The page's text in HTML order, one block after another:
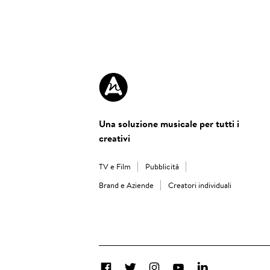
Una soluzione musicale per tutti i
creativi
TV e Film
Pubblicità
Brand e Aziende
Creatori individuali
FacebookTwitterInstagramYouTubeLinkedIn